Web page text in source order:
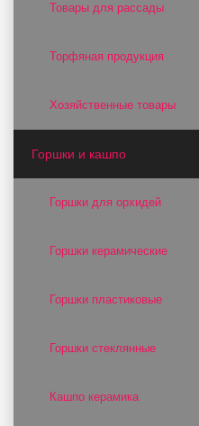
Товары для рассады
Торфяная продукция
Хозяйственные товары
Горшки и кашпо
Горшки для орхидей
Горшки керамические
Горшки пластиковые
Горшки стеклянные
Кашпо керамика